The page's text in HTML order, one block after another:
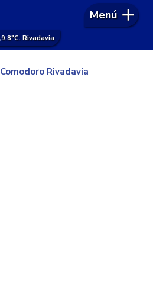
9.8°C. Rivadavia
Menú
Comodoro Rivadavia